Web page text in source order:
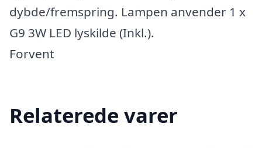
dybde/fremspring. Lampen anvender 1 x
G9 3W LED lyskilde (Inkl.).
Forvent
Relaterede varer